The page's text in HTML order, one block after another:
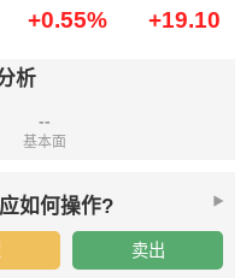
+0.55% +19.10
析
--
基本面
如何操作?
卖出